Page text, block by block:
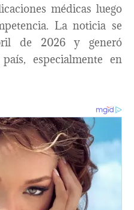
médicas luego
La noticia se
de 2026 y generó
especialmente en